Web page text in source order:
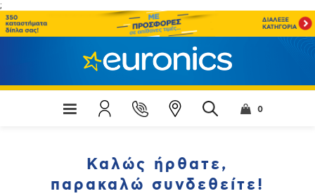
;
0
Καλώς ήρθατε,
παρακαλώ συνδεθείτε!